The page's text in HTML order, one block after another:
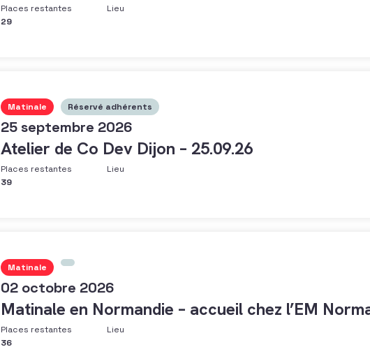
Places restantes
29
Lieu
Matinale Réservé adhérents
25 septembre 2026
Atelier de Co Dev Dijon – 25.09.26
Places restantes
39
Lieu
Matinale
02 octobre 2026
Matinale en Normandie – accueil chez l’EM
Places restantes
36
Lieu